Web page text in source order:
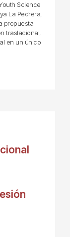
Science
La Pedrera,
propuesta
traslacional,
en un único